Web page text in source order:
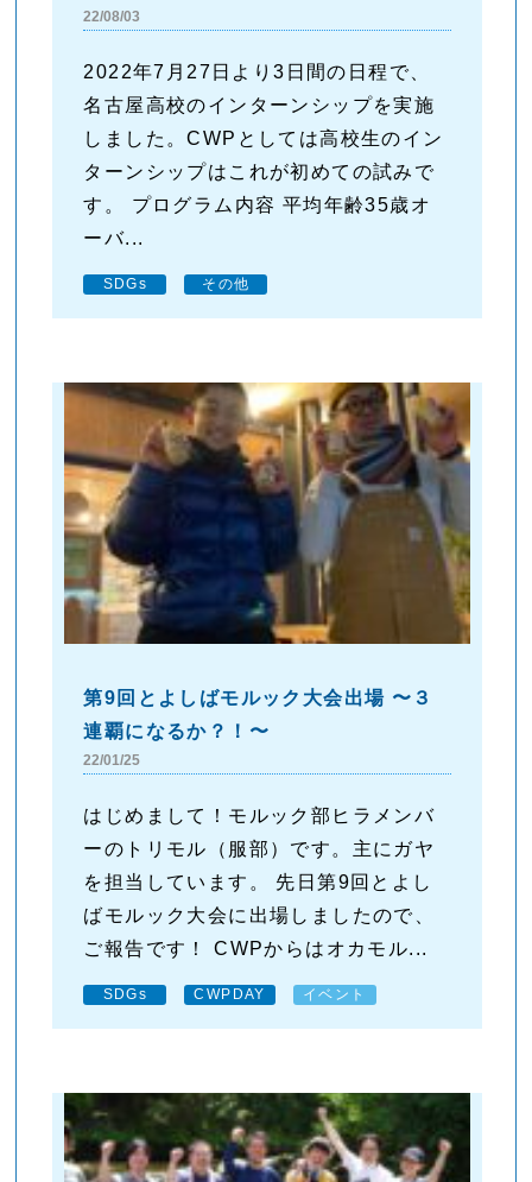
22/08/03
2022年7月27日より3日間の日程で、
名古屋高校のインターンシップを実施
しました。CWPとしては高校生のイン
ターンシップはこれが初めての試みで
す。 プログラム内容 平均年齢35歳オ
ーバ...
SDGs その他
第9回とよしばモルック大会出場 〜３
連覇になるか？！〜
22/01/25
はじめまして！モルック部ヒラメンバ
ーのトリモル（服部）です。主にガヤ
を担当しています。 先日第9回とよし
ばモルック大会に出場しましたので、
ご報告です！ CWPからはオカモル...
SDGs CWPDAY イベント